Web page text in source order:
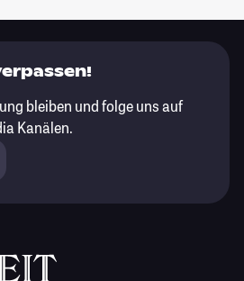
bleiben und folge uns auf
Kanälen.